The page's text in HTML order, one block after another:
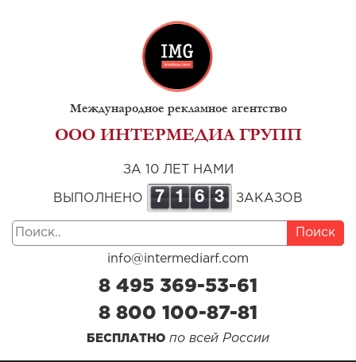
Международное рекламное агентство
ООО ИНТЕРМЕДИА ГРУПП
ЗА 10 ЛЕТ НАМИ
ВЫПОЛНЕНО 7 1 6 3 ЗАКАЗОВ
Поиск
info@intermediarf.com
8 495 369-53-61
8 800 100-87-81
БЕСПЛАТНО по всей России